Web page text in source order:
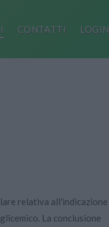
CONTATTI LOGIN
relativa all'indicazione
La conclusione